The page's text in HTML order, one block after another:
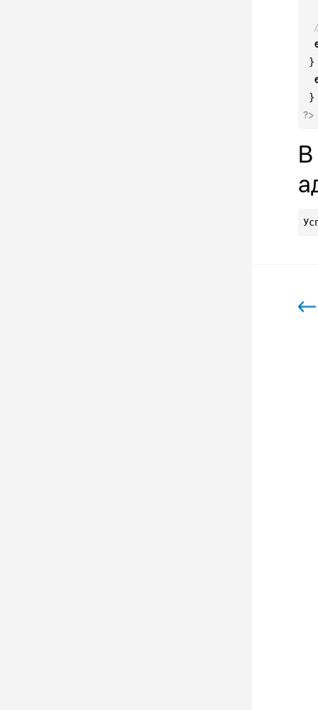
?>
В